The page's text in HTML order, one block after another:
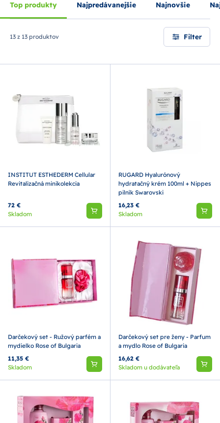
Top produkty Najpredávanejšie Najnovšie
13 z 13 produktov Filter
INSTITUT ESTHEDERM Cellular
Revitalizačná minikolekcia
72 €
Skladom
RUGARD Hyalurónový
hydratačný krém 100ml + Nippes
pilník Swarovski
16,23 €
Skladom
Darčekový set - Ružový parfém a
mydielko Rose of Bulgaria
11,35 €
Skladom
Darčekový set pre ženy - Parfum
a mydlo Rose of Bulgaria
16,62 €
Skladom u dodávateľa